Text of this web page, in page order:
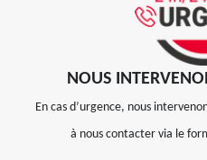
NOUS
En cas d’urgence, nous
à nous contacter via le